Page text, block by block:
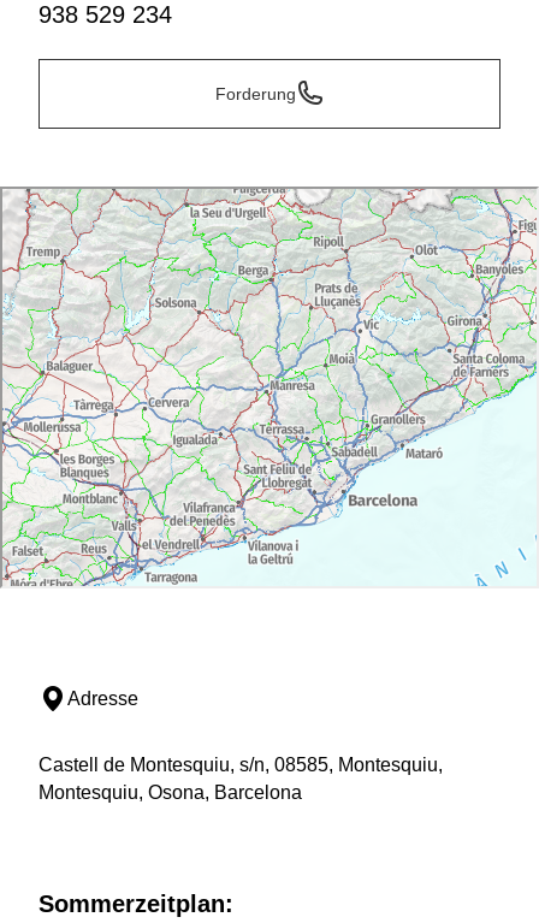
938 529 234
Forderung
Adresse
Castell de Montesquiu, s/n, 08585, Montesquiu,
Montesquiu, Osona, Barcelona
Sommerzeitplan: